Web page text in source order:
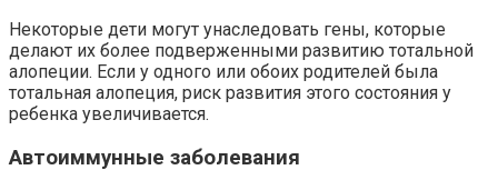
Некоторые дети могут унаследовать гены, которые
делают их более подверженными развитию тотальной
алопеции. Если у одного или обоих родителей была
тотальная алопеция, риск развития этого состояния у
ребенка увеличивается.
Автоиммунные заболевания